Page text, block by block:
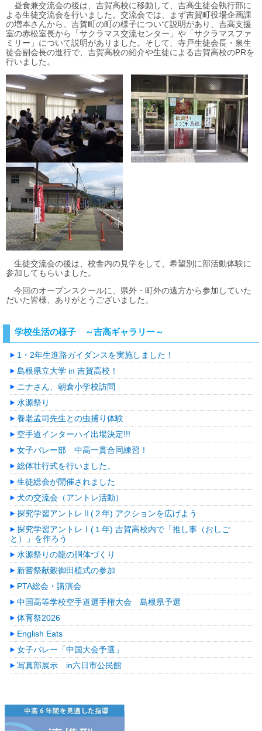
昼食兼交流会の後は、吉賀高校に移動して、吉高生徒会執行部に
よる生徒交流会を行いました。交流会では、まず吉賀町役場企画課
の増本さんから、吉賀町の町の様子について説明があり、吉高支援
室の赤松室長から「サクラマス交流センター」や「サクラマスファ
ミリー」について説明がありました。そして、寺戸生徒会長・泉生
徒会副会長の進行で、吉賀高校の紹介や生徒による吉賀高校のPRを
行いました。
生徒交流会の後は、校舎内の見学をして、希望別に部活動体験に
参加してもらいました。
今回のオープンスクールに、県外・町外の遠方から参加していた
だいた皆様、ありがとうございました。
学校生活の様子 ～吉高ギャラリー～
1・2年生進路ガイダンスを実施しました！
島根県立大学 in 吉賀高校！
ニナさん、朝倉小学校訪問
水源祭り
養老孟司先生との虫捕り体験
空手道インターハイ出場決定!!!
女子バレー部 中高一貫合同練習！
総体壮行式を行いました。
生徒総会が開催されました
犬の交流会（アントレ活動）
探究学習アントレⅡ(２年) アクションを広げよう
探究学習アントレⅠ(１年) 吉賀高校内で「推し事（おしご
と）」を作ろう
水源祭りの龍の胴体づくり
新嘗祭献穀御田植式の参加
PTA総会・講演会
中国高等学校空手道選手権大会 島根県予選
体育祭2026
English Eats
女子バレー「中国大会予選」
写真部展示 in六日市公民館